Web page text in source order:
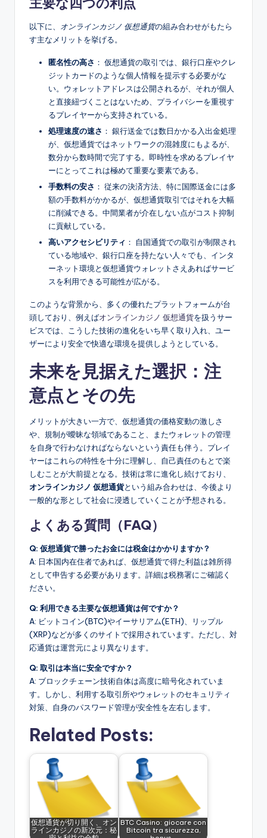
以下に、 オンラインカジノ 仮想通貨の組み合わせがもたら
す主なメリットを挙げる。
匿名性の高さ ： 仮想通貨の取引では、銀行口座やクレ
ジットカードのような個人情報を提示する必要がな
い。ウォレットアドレスは公開されるが、それが個人
と直接紐づくことはないため、プライバシーを重視す
るプレイヤーから支持されている。
処理速度の速さ ： 銀行送金では数日かかる入出金処理
が、仮想通貨ではネットワークの混雑度にもよるが、
数分から数時間で完了する。即時性を求めるプレイヤ
ーにとってこれは極めて重要な要素である。
手数料の安さ ： 従来の決済方法、特に国際送金には多
額の手数料がかかるが、仮想通貨取引ではそれを大幅
に削減できる。中間業者が介在しない点がコスト抑制
に貢献している。
高いアクセシビリティ ： 自国通貨での取引が制限され
ている地域や、銀行口座を持たない人々でも、インタ
ーネット環境と仮想通貨ウォレットさえあればサービ
スを利用できる可能性が広がる。
このような背景から、多くの優れたプラットフォームが台
頭しており、例えばオンラインカジノ 仮想通貨を扱うサー
ビスでは、こうした技術の進化をいち早く取り入れ、ユー
ザーにより安全で快適な環境を提供しようとしている。
未来を見据えた選択：注
意点とその先
メリットが大きい一方で、仮想通貨の価格変動の激しさ
や、規制が曖昧な領域であること、またウォレットの管理
を自身で行わなければならないという責任も伴う。プレイ
ヤーはこれらの特性を十分に理解し、自己責任のもとで楽
しむことが大前提となる。技術は常に進化し続けており、
オンラインカジノ 仮想通貨という組み合わせは、今後より
一般的な形として社会に浸透していくことが予想される。
よくある質問（FAQ）
Q: 仮想通貨で勝ったお金には税金はかかりますか？
A: 日本国内在住者であれば、仮想通貨で得た利益は雑所得
として申告する必要があります。詳細は税務署にご確認く
ださい。
Q: 利用できる主要な仮想通貨は何ですか？
A: ビットコイン(BTC)やイーサリアム(ETH)、リップル
(XRP)などが多くのサイトで採用されています。ただし、対
応通貨は運営元により異なります。
Q: 取引は本当に安全ですか？
A: ブロックチェーン技術自体は高度に暗号化されていま
す。しかし、利用する取引所やウォレットのセキュリティ
対策、自身のパスワード管理が安全性を左右します。
Related Posts:
仮想通貨が切り開く、オン
ラインカジノの新次元：秘
BTC Casino: giocare con
Bitcoin tra sicurezza,